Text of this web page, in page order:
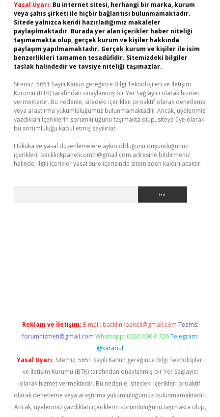
Yasal Uyarı: Bu internet sitesi, herhangi bir marka, kurum
veya şahıs şirketi ile hiçbir bağlantısı bulunmamaktadır.
Sitede yalnızca kendi hazırladığımız makaleler
paylaşılmaktadır. Burada yer alan içerikler haber niteliği
taşımamakta olup, gerçek kurum ve kişiler hakkında
paylaşım yapılmamaktadır. Gerçek kurum ve kişiler ile isim
benzerlikleri tamamen tesadüfidir. Sitemizdeki bilgiler
taslak halindedir ve tavsiye niteliği taşımazlar.
Sitemiz, 5651 Sayılı Kanun gereğince Bilgi Teknolojileri ve İletişim
Kurumu (BTK) tarafından onaylanmış bir Yer Sağlayıcı olarak hizmet
vermektedir. Bu nedenle, sitedeki içerikleri proaktif olarak denetleme
veya araştırma yükümlülüğümüz bulunmamaktadır. Ancak, üyelerimiz
yazdıkları içeriklerin sorumluluğunu taşımakta olup, siteye üye olarak
bu sorumluluğu kabul etmiş sayılırlar.
Hukuka ve yasal düzenlemelere aykırı olduğunu düşündüğünüz
içerikleri, backlinkpanelicomtr@gmail.com adresine bildirmeniz
halinde, ilgili içerikler yasal süre içerisinde sitemizden kaldırılacaktır.
Reklam ve İletişim: E-mail: backlinkpaneli@gmail.com Teams:
forumhizmeti@gmail.com Whatsapp: 0262 606 0 726 Telegram:
@karabul
Yasal Uyarı: Sitemiz, 5651 Sayılı Kanun gereğince Bilgi Teknolojileri
ve İletişim Kurumu (BTK) tarafından onaylanmış bir Yer Sağlayıcı
olarak hizmet vermektedir. Bu nedenle, sitedeki içerikleri proaktif
olarak denetleme veya araştırma yükümlülüğümüz bulunmamaktadır.
Ancak, üyelerimiz yazdıkları içeriklerin sorumluluğunu taşımakta olup,